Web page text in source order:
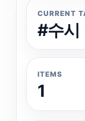
CURRENT
#수시
ITEMS
1